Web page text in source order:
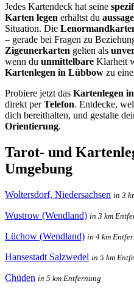
Jedes Kartendeck hat seine
Karten legen erhältst du
Situation. Die
– gerade bei Fragen zu
Zigeunerkarten gelten als
wenn du unmittelbare Klarheit
Kartenlegen in Lübbow zu
Probiere jetzt das Kartenlegen
direkt perTelefon. Entdecke,
dich bereithalten, und gestalte
Orientierung.
Tarot- und
Umgebung
Woltersdorf, Niedersachsen in 3
Wustrow (Wendland) in 3 km
Lüchow (Wendland) in 4 km
Hansestadt Salzwedel in 5 km
Chüden in 5 km Entfernung